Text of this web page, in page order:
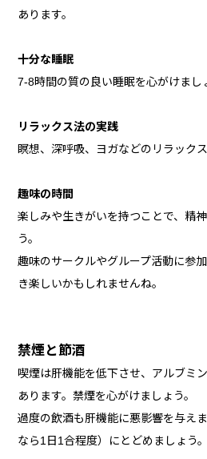
あります。
十分な睡眠
7-8時間の質の良い睡眠を心がけまし
リラックス法の実践
瞑想、深呼吸、ヨガなどのリラック
趣味の時間
楽しみや生きがいを持つことで、精
う。
趣味のサークルやグループ活動に参
き楽しいかもしれませんね。
禁煙と節酒
喫煙は肝機能を低下させ、アルブミ
あります。禁煙を心がけましょう。
過度の飲酒も肝機能に悪影響を与え
なら1日1合程度）にとどめましょう。